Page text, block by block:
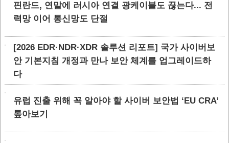
핀란드, 연말에 러시아 연결 광케이블도 끊는다... 전
력망 이어 통신망도 단절
[2026 EDR·NDR·XDR 솔루션 리포트] 국가 사이버보
안 기본지침 개정과 만나 보안 체계를 업그레이드하
다
유럽 진출 위해 꼭 알아야 할 사이버 보안법 ‘EU CRA’
톺아보기